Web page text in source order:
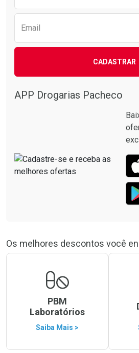
Email
CADASTRAR
APP Drogarias Pacheco
Os melhores descontos você
PBM
Laboratórios
Saiba Mais >